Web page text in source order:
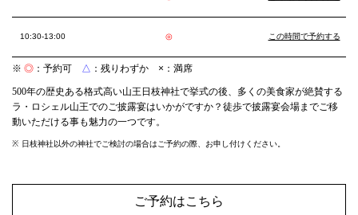
10:30-13:00 ◎ この時間で予約する
※ ◎ ：予約可 △ ：残りわずか × ：満席
500年の歴史ある格式高い山王日枝神社で挙式の後、多くの美食家が絶賛する
ラ・ロシェル山王でのご披露宴はいかがですか？ 徒歩で披露宴会場までご移
動いただける事も魅力の一つです。
日枝神社以外の神社でご検討の場合はご予約の際、お申し付けください。
ご予約はこちら